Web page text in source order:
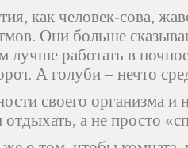
как человек-сова,
Они больше
лучше работать в
А голуби – нечто
своего организма и
а не просто